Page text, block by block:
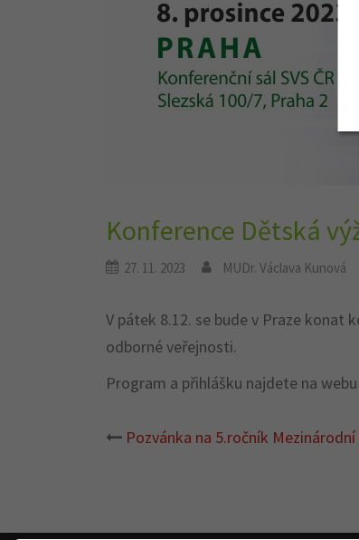
Konference Dětská
27. 11. 2023 MUDr. Václava Kunová
V pátek 8.12. se bude v Praze konat
odborné veřejnosti.
Program a přihlášku najdete na webu
Post
Pozvánka na 5.ročník